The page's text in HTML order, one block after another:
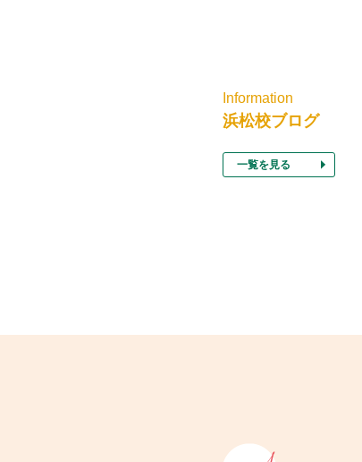
Information
浜松校ブログ
一覧を見る